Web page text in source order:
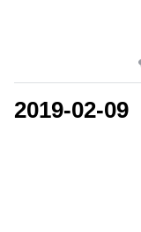
2019-02-09